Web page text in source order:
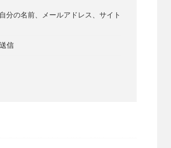
分の名前、メールアドレス、サイト